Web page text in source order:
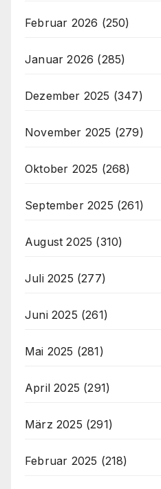
Februar 2026 (250)
Januar 2026 (285)
Dezember 2025 (347)
November 2025 (279)
Oktober 2025 (268)
September 2025 (261)
August 2025 (310)
Juli 2025 (277)
Juni 2025 (261)
Mai 2025 (281)
April 2025 (291)
März 2025 (291)
Februar 2025 (218)